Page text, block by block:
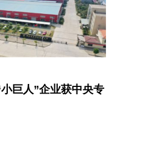
巨人”企业获中央专